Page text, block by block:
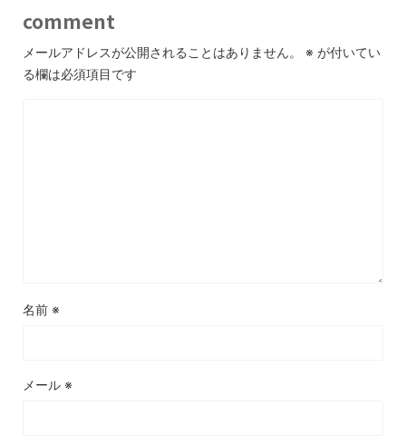
comment
メールアドレスが公開されることはありません。 ※ が付いてい
る欄は必須項目です
名前 ※
メール ※